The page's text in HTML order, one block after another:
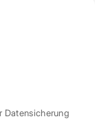
Datensicherung